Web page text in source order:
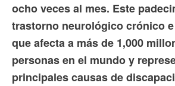
ocho veces al mes. Este
trastorno neurológico crónico
que afecta a más de 1,000
personas en el mundo y
principales causas de